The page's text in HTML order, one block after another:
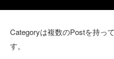
Categoryは複数のPostを持っ
す。